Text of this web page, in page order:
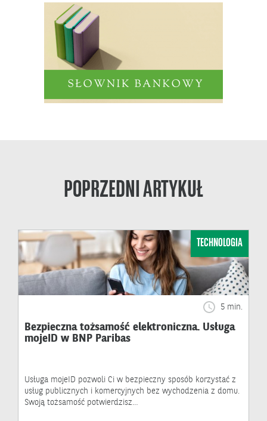
POPRZEDNI ARTYKUŁ
TECHNOLOGIA
5 min.
Bezpieczna tożsamość elektroniczna. Usługa
mojeID w BNP Paribas
Usługa mojeID pozwoli Ci w bezpieczny sposób korzystać z
usług publicznych i komercyjnych bez wychodzenia z domu.
Swoją tożsamość potwierdzisz…